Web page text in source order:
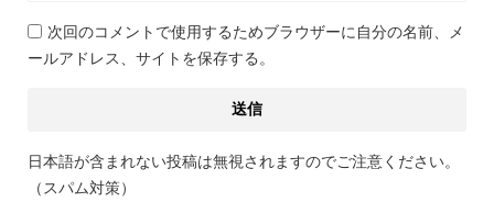
次回のコメントで使用するためブラウザーに自分の名前、メ
ールアドレス、サイトを保存する。
日本語が含まれない投稿は無視されますのでご注意ください。
（スパム対策）